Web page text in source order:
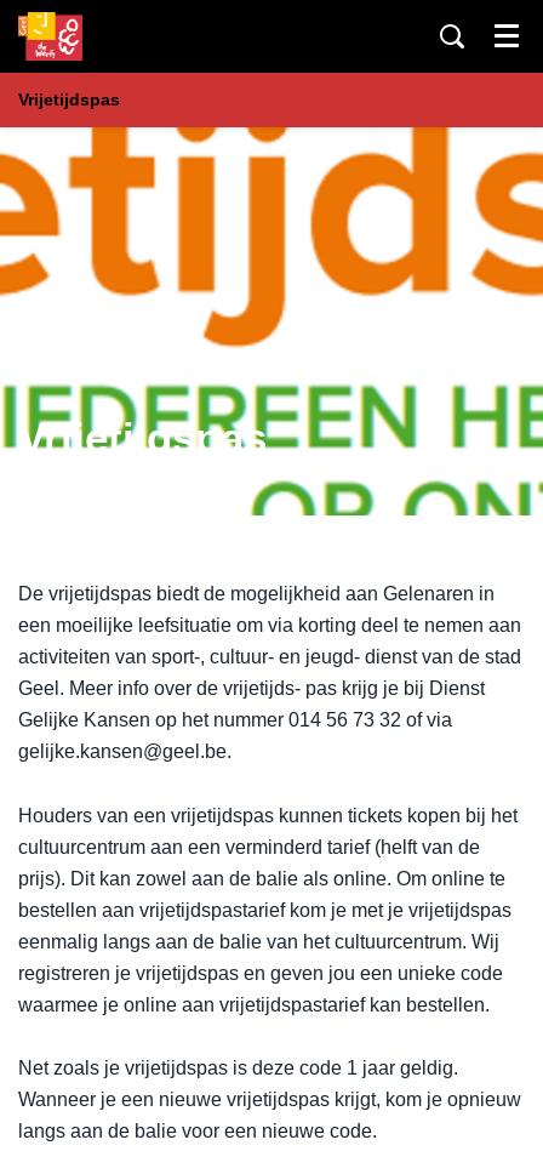
Menu
Vrijetijdspas
Vrijetijdspas
De vrijetijdspas biedt de mogelijkheid aan Gelenaren in
een moeilijke leefsituatie om via korting deel te nemen aan
activiteiten van sport-, cultuur- en jeugd- dienst van de stad
Geel. Meer info over de vrijetijds- pas krijg je bij Dienst
Gelijke Kansen op het nummer 014 56 73 32 of via
gelijke.kansen@geel.be.
Houders van een vrijetijdspas kunnen tickets kopen bij het
cultuurcentrum aan een verminderd tarief (helft van de
prijs). Dit kan zowel aan de balie als online. Om online te
bestellen aan vrijetijdspastarief kom je met je vrijetijdspas
eenmalig langs aan de balie van het cultuurcentrum. Wij
registreren je vrijetijdspas en geven jou een unieke code
waarmee je online aan vrijetijdspastarief kan bestellen.
Net zoals je vrijetijdspas is deze code 1 jaar geldig.
Wanneer je een nieuwe vrijetijdspas krijgt, kom je opnieuw
langs aan de balie voor een nieuwe code.